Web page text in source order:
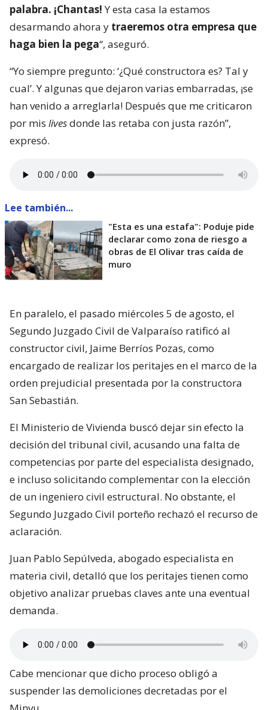
palabra. ¡Chantas!Y esta casa la estamos
desarmando ahora y traeremos otra empresa que
haga bien la pega“, aseguró.
“Yo siempre pregunto: ‘¿Qué constructora es? Tal y
cual’. Y algunas que dejaron varias embarradas, ¡se
han venido a arreglarla! Después que me criticaron
por mis livesdonde las retaba con justa razón”,
expresó.
Lee también...
"Esta es una estafa": Poduje pide
declarar como zona de riesgo a
obras de El Olivar tras caída de
muro
En paralelo, el pasado miércoles 5 de agosto, el
Segundo Juzgado Civil de Valparaíso ratificó al
constructor civil, Jaime Berríos Pozas, como
encargado de realizar los peritajes en el marco de la
orden prejudicial presentada por la constructora
San Sebastián.
El Ministerio de Vivienda buscó dejar sin efecto la
decisión del tribunal civil, acusando una falta de
competencias por parte del especialista designado,
e incluso solicitando complementar con la elección
de un ingeniero civil estructural. No obstante, el
Segundo Juzgado Civil porteño rechazó el recurso de
aclaración.
Juan Pablo Sepúlveda, abogado especialista en
materia civil, detalló que los peritajes tienen como
objetivo analizar pruebas claves ante una eventual
demanda.
Cabe mencionar que dicho proceso obligó a
suspender las demoliciones decretadas por el